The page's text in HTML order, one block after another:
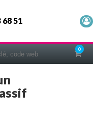
68 51
0